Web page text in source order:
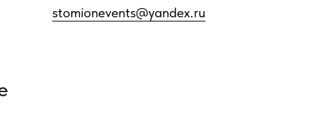
stomionevents@yandex.ru